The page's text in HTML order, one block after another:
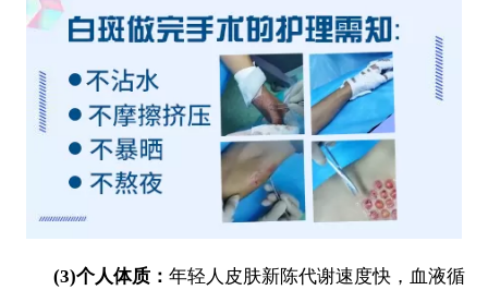
(3)个人体质： 年轻人皮肤新陈代谢速度快，血液循